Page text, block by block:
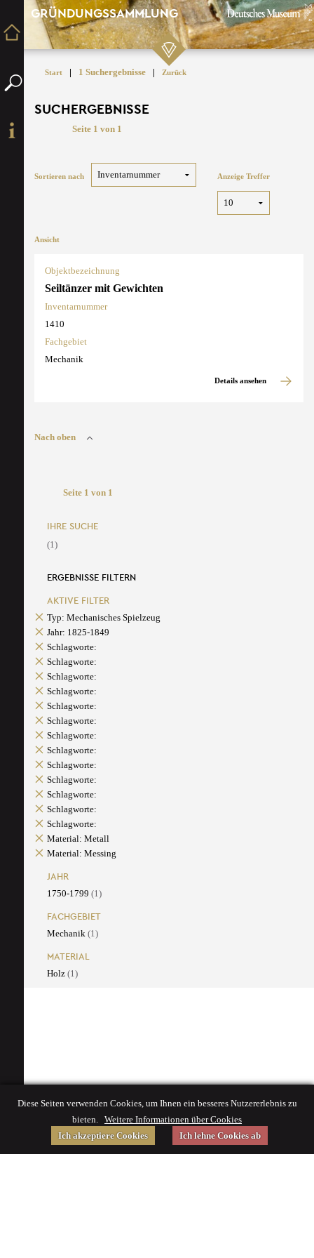
GRÜNDUNGSSAMMLUNG
Start | 1 Suchergebnisse | Zurück
SUCHERGEBNISSE
Seite 1 von 1
Sortieren nach Anzeige Treffer
Ansicht
Objektbezeichnung
Seiltänzer mit Gewichten
Inventarnummer
1410
Fachgebiet
Mechanik
Details ansehen
Nach oben
Seite 1 von 1
IHRE SUCHE
(1)
ERGEBNISSE FILTERN
AKTIVE FILTER
Typ: Mechanisches Spielzeug
Jahr: 1825-1849
Schlagworte:
Schlagworte:
Schlagworte:
Schlagworte:
Schlagworte:
Schlagworte:
Schlagworte:
Schlagworte:
Schlagworte:
Schlagworte:
Schlagworte:
Schlagworte:
Schlagworte:
Material: Metall
Material: Messing
JAHR
1750-1799 (1)
FACHGEBIET
Mechanik (1)
MATERIAL
Holz (1)
Diese Seiten verwenden Cookies, um Ihnen ein besseres Nutzererlebnis zu
bieten. Weitere Informationen über Cookies
Ich akzeptiere Cookies
Ich lehne Cookies ab